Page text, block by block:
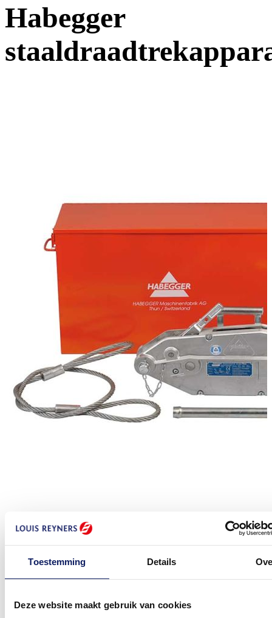
Toestemming Details
Deze website maakt gebruik van cookies
Habegger